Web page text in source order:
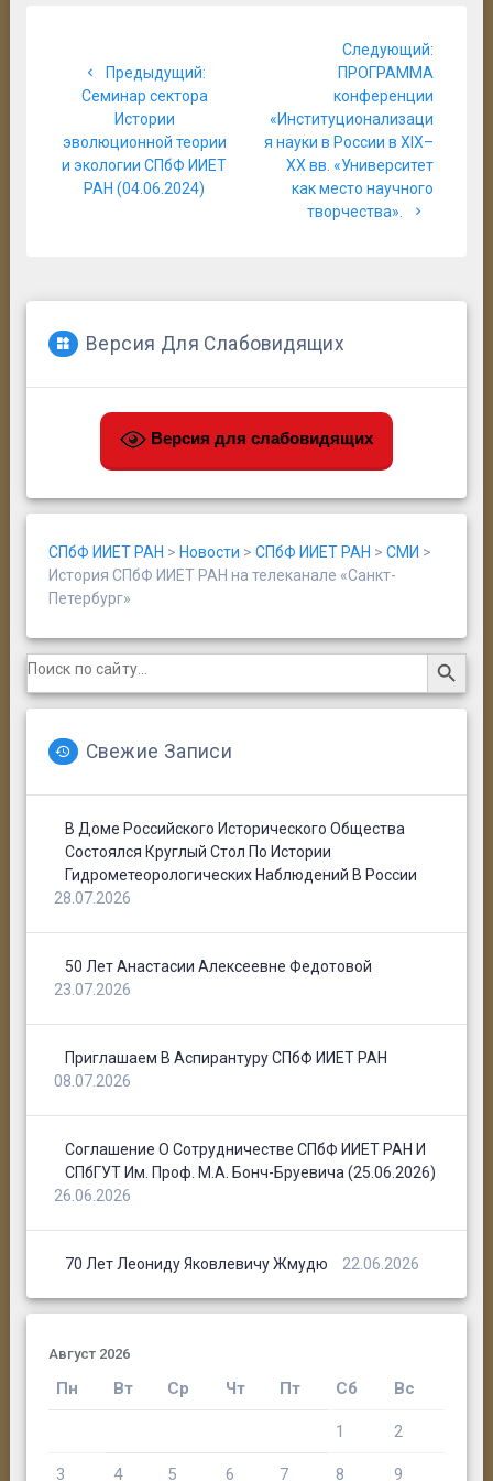
записям
Предыдущий:
запись:
Семинар сектора
Истории
эволюционной теории
и экологии СПбФ ИИЕТ
РАН (04.06.2024)
Следующий:
ПРОГРАММА
конференции
«Институционализаци
я науки в России в XIX–
XX вв. «Университет
как место научного
творчества».
Версия Для Слабовидящих
Версия для слабовидящих
СПбФ ИИЕТ РАН > Новости > СПбФ ИИЕТ РАН > СМИ >
История СПбФ ИИЕТ РАН на телеканале «Санкт-
Петербург»
Search
for:
Search Button
Свежие Записи
В Доме Российского Исторического Общества
Состоялся Круглый Стол По Истории
Гидрометеорологических Наблюдений В России
28.07.2026
50 Лет Анастасии Алексеевне Федотовой
23.07.2026
Приглашаем В Аспирантуру СПбФ ИИЕТ РАН
08.07.2026
Соглашение О Сотрудничестве СПбФ ИИЕТ РАН И
СПбГУТ Им. Проф. М.А. Бонч-Бруевича (25.06.2026)
26.06.2026
70 Лет Леониду Яковлевичу Жмудю 22.06.2026
Август 2026
Пн Вт Ср Чт Пт Сб Вс
1 2
3 4 5 6 7 8 9